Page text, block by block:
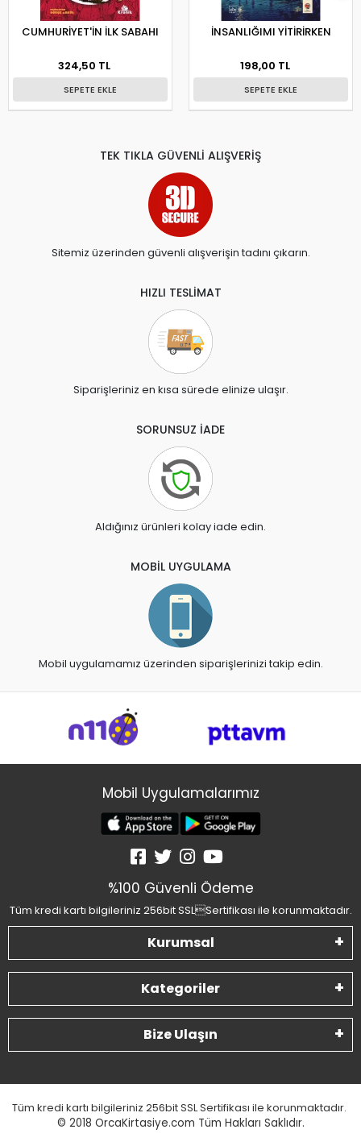
CUMHURİYET'İN İLK SABAHI
324,50 TL
SEPETE EKLE
İNSANLIĞIMI YİTİRİRKEN
198,00 TL
SEPETE EKLE
TEK TIKLA GÜVENLİ ALIŞVERİŞ
Sitemiz üzerinden güvenli alışverişin tadını çıkarın.
HIZLI TESLİMAT
Siparişleriniz en kısa sürede elinize ulaşır.
SORUNSUZ İADE
Aldığınız ürünleri kolay iade edin.
MOBİL UYGULAMA
Mobil uygulamamız üzerinden siparişlerinizi takip edin.
Mobil Uygulamalarımız
%100 Güvenli Ödeme
Tüm kredi kartı bilgileriniz 256bit SSLSertifikası ile korunmaktadır.
Kurumsal
Kategoriler
Bize Ulaşın
Tüm kredi kartı bilgileriniz 256bit SSL Sertifikası ile korunmaktadır.
© 2018 OrcaKirtasiye.com Tüm Hakları Saklıdır.